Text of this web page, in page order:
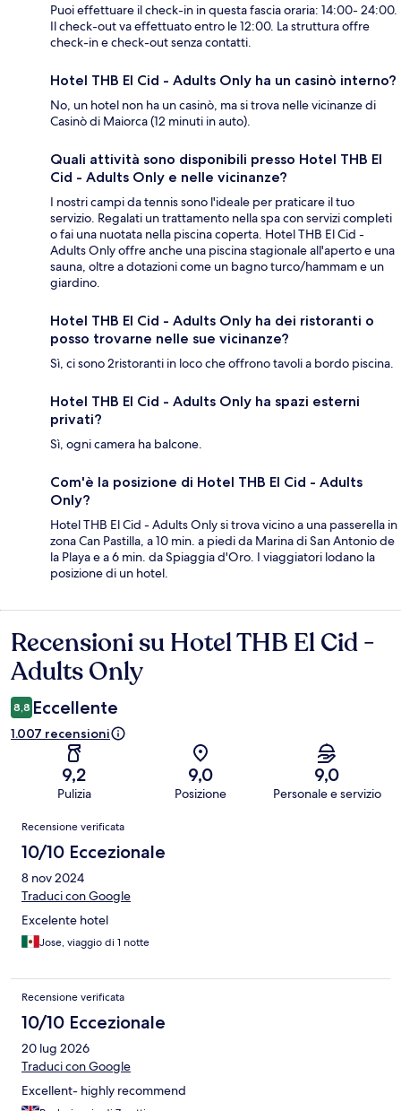
Puoi effettuare il check-in in questa fascia oraria: 14:00- 24:00.
Il check-out va effettuato entro le 12:00. La struttura offre
check-in e check-out senza contatti.
Hotel THB El Cid - Adults Only ha un casinò interno?
No, un hotel non ha un casinò, ma si trova nelle vicinanze di
Casinò di Maiorca (12 minuti in auto).
Quali attività sono disponibili presso Hotel THB El
Cid - Adults Only e nelle vicinanze?
I nostri campi da tennis sono l'ideale per praticare il tuo
servizio. Regalati un trattamento nella spa con servizi completi
o fai una nuotata nella piscina coperta. Hotel THB El Cid -
Adults Only offre anche una piscina stagionale all'aperto e una
sauna, oltre a dotazioni come un bagno turco/hammam e un
giardino.
Hotel THB El Cid - Adults Only ha dei ristoranti o
posso trovarne nelle sue vicinanze?
Sì, ci sono 2ristoranti in loco che offrono tavoli a bordo piscina.
Hotel THB El Cid - Adults Only ha spazi esterni
privati?
Sì, ogni camera ha balcone.
Com'è la posizione di Hotel THB El Cid - Adults
Only?
Hotel THB El Cid - Adults Only si trova vicino a una passerella in
zona Can Pastilla, a 10 min. a piedi da Marina di San Antonio de
la Playa e a 6 min. da Spiaggia d'Oro. I viaggiatori lodano la
posizione di un hotel.
Recensioni
Recensioni su Hotel THB El Cid -
Adults Only
8,8 Eccellente
1.007 recensioni
9,2
Pulizia
9,0
Posizione
9,0
Personale e servizio
Recensioni
Recensione verificata
10/10 Eccezionale
8 nov 2024
Traduci con Google
Excelente hotel
Jose, viaggio di 1 notte
Recensione verificata
10/10 Eccezionale
20 lug 2026
Traduci con Google
Excellent- highly recommend